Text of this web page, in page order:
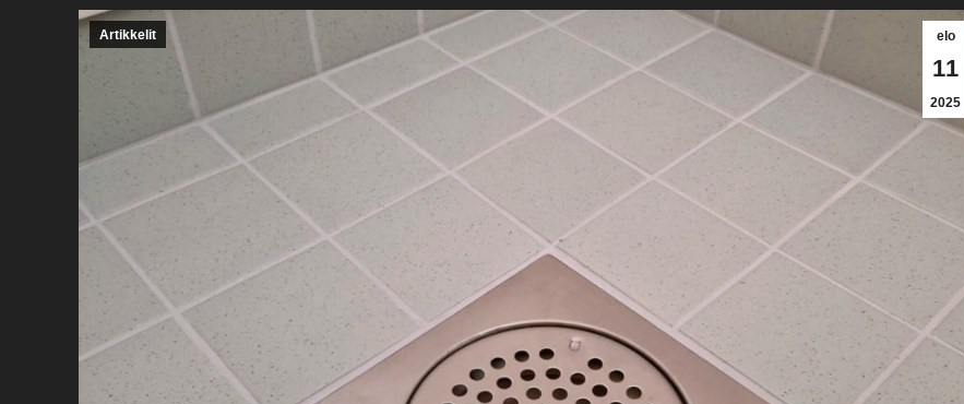
elo
11
2025
Artikkelit